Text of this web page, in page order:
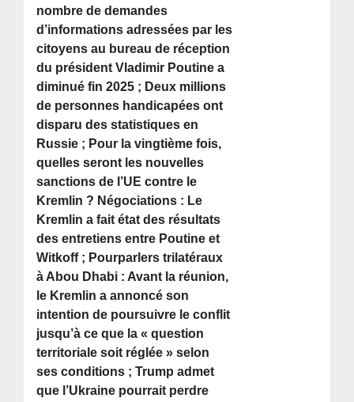
nombre de demandes
d’informations adressées par les
citoyens au bureau de réception
du président Vladimir Poutine a
diminué fin 2025 ; Deux millions
de personnes handicapées ont
disparu des statistiques en
Russie ; Pour la vingtième fois,
quelles seront les nouvelles
sanctions de l’UE contre le
Kremlin ? Négociations : Le
Kremlin a fait état des résultats
des entretiens entre Poutine et
Witkoff ; Pourparlers trilatéraux
à Abou Dhabi : Avant la réunion,
le Kremlin a annoncé son
intention de poursuivre le conflit
jusqu’à ce que la « question
territoriale soit réglée » selon
ses conditions ; Trump admet
que l’Ukraine pourrait perdre